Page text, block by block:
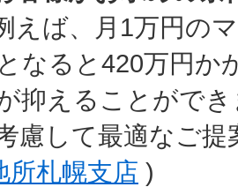
えば、月1万円の
なると420万円か
抑えることがで
慮して最適なご
所札幌支店 )